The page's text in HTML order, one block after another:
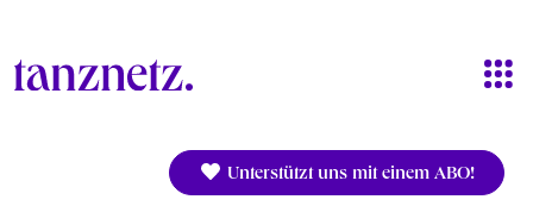
Unterstützt uns mit einem ABO!